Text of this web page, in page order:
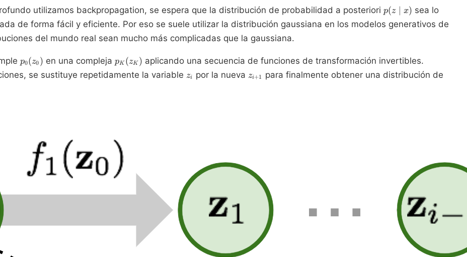
utilizamos backpropagation, se espera que la distribución de probabilidad a posteriori p(z
\mid
x)
p(z ∣ x) sea lo
de forma fácil y eficiente. Por eso se suele utilizar la distribución gaussiana en los modelos generativos de
del mundo real sean mucho más complicadas que la gaussiana.
p_0(z_0)
p0(z0 ) en una compleja p_K(z_K)
pK (zK ) aplicando una secuencia de funciones de transformación invertibles.
se sustituye repetidamente la variable z_i
zi por la nueva z_{i+1}
zi+1
para finalmente obtener una distribución de